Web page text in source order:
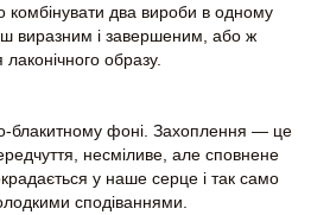
комбінувати два вироби в одному
виразним і завершеним, або ж
образу.
блакитному фоні. Захоплення — це
несміливе, але сповнене
у наше серце і так само
сподіваннями.